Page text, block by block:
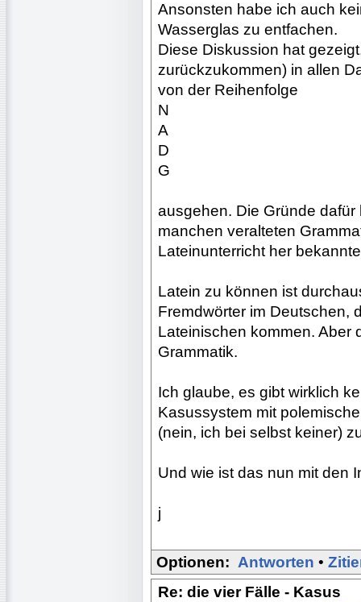
Ansonsten habe ich auch
Wasserglas zu entfachen.
Diese Diskussion hat
zurückzukommen) in allen
von der Reihenfolge
N
A
D
G
ausgehen. Die Gründe
manchen veralteten
Lateinunterricht her
Latein zu können ist
Fremdwörter im Deutschen,
Lateinischen kommen. Aber
Grammatik.
Ich glaube, es gibt wirklich
Kasussystem mit
(nein, ich bei selbst keiner)
Und wie ist das nun mit den
j
Optionen: Antworten •
Re: die vier Fälle - Kasus